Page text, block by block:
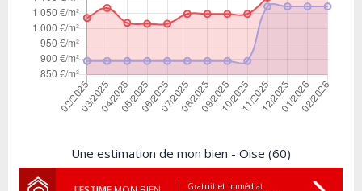
Une estimation de mon bien - Oise (60)
Gratuit et Immédiat